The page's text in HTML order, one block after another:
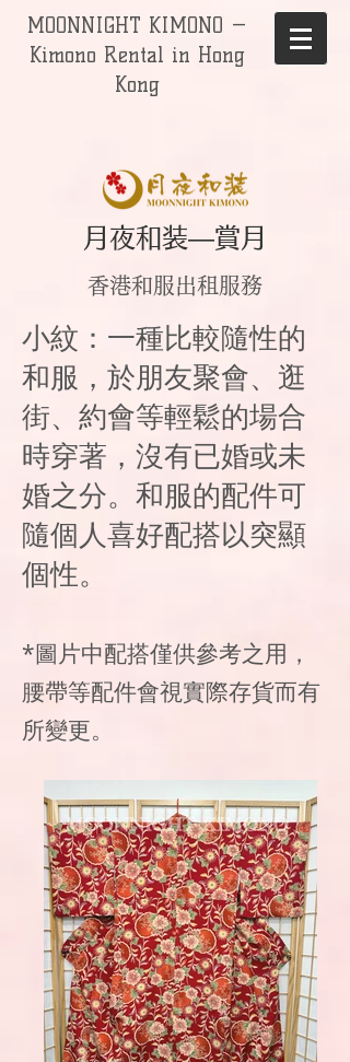
MOONNIGHT KIMONO —
Kimono Rental in Hong
Kong
月夜和装—賞月
香港和服出租服務
小紋：一種比較隨性的
和服，於朋友聚會、逛
街、約會等輕鬆的場合
時穿著，沒有已婚或未
婚之分。和服的配件可
隨個人喜好配搭以突顯
個性。
*圖片中配搭僅供參考之用，
腰帶等配件會視實際存貨而有
所變更。